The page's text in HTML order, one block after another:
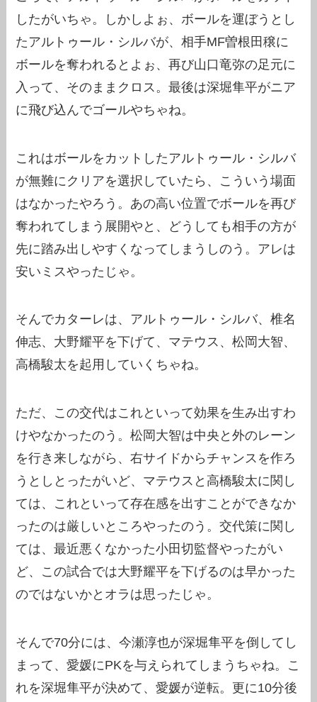
したがいちゃ。しかしよぉ、ボールを運ぼうとし
たアルトゥール・シルバが、相手MF曽根田穣に
ボールを奪われるとよぉ、再び山口竜弥の足元に
入って、そのままクロス。最後は深堀隼平がニア
に飛び込んでゴールやちゃね。
これはボールをカットしたアルトゥール・シルバ
が無難にクリアを選択していたら、こういう場面
はなかったやろう。あの高い位置でボールを再び
奪われてしまう展開やと、どうしても相手の方が
先に踏み出しやすくなってしまうしのう。アレは
安いミスやったじゃ。
そんでカターレは、アルトゥール・シルバ、椎名
伸志、大野耀平を下げて、マテウス、松岡大智、
高橋駿太を起用していくちゃね。
ただ、この交代はこれといって効果を生み出すわ
けやなかったのう。松岡大智は中央と外のレーン
を行き来しながら、右サイドからチャンスを作ろ
うとしとったがいど、マテウスと高橋駿太に関し
ては、これといって存在感を出すことができなか
ったのは厳しいところやったのう。交代策に関し
ては、最近悪くなかった小田切監督やったがい
ど、この試合では大野耀平を下げるのは早かった
のではないかとオラは思ったじゃ。
そんで70分には、今瀬淳也が深堀隼平を倒してし
まって、愛媛にPKを与えられてしまうちゃね。こ
れを深堀隼平が決めて、愛媛が逆転。更に10分後